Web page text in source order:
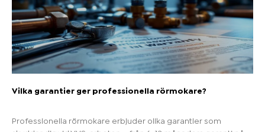
Vilka garantier ger professionella rörmokare?
Professionella rörmokare erbjuder olika garantier som